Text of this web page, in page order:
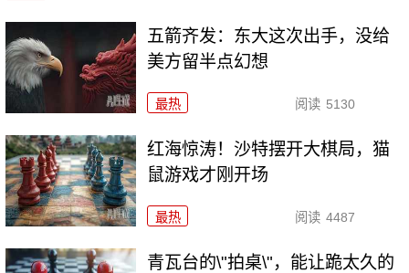
五箭齐发：东大这次出手，没给
美方留半点幻想
最热 阅读 5130
红海惊涛！沙特摆开大棋局，猫
鼠游戏才刚开场
最热 阅读 4487
青瓦台的\"拍桌\"，能让跪太久的